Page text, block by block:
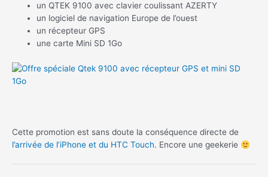
un QTEK 9100 avec clavier coulissant AZERTY
un logiciel de navigation Europe de l’ouest
un récepteur GPS
une carte Mini SD 1Go
Cette promotion est sans doute la conséquence directe de
l’arrivée de l’iPhone et du HTC Touch. Encore une geekerie